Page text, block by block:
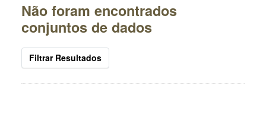
Não foram encontrados
conjuntos de dados
Filtrar Resultados